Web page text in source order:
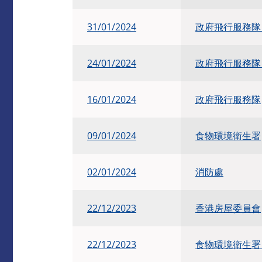
31/01/2024 政府飛行服務隊
24/01/2024 政府飛行服務隊
16/01/2024 ​政府飛行服務隊
09/01/2024 食物環境衛生署
02/01/2024 消防處
22/12/2023 香港房屋委員會
22/12/2023 食物環境衛生署